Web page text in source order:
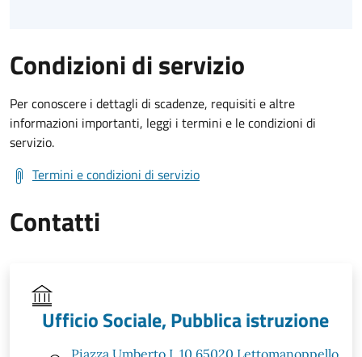
Condizioni di servizio
Per conoscere i dettagli di scadenze, requisiti e altre
informazioni importanti, leggi i termini e le condizioni di
servizio.
Termini e condizioni di servizio
Contatti
Ufficio Sociale, Pubblica istruzione
Piazza Umberto I, 10 65020 Lettomanoppello